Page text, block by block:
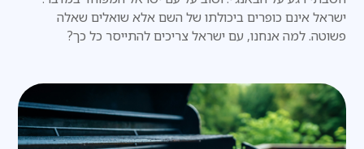
ישראל אינם כופרים ביכולתו של השם אלא שואלים שאלה
פשוטה. למה אנחנו, עם ישראל צריכים להתייסר כל כך?